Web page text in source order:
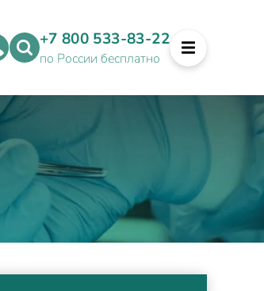
+7 800 533-83-22
по России бесплатно